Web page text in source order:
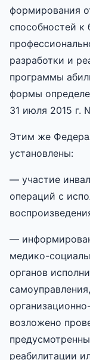
формирования
способностей к
разработки и
программы
формы
31 июля 2015 г.
Этим же
установлены:
— участие
операций с
—
медико-
органов
возложено
реабилитации